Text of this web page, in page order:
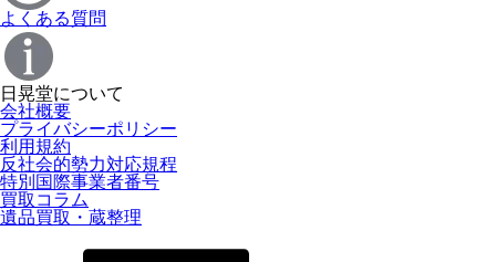
よくある質問
日晃堂について
会社概要
プライバシーポリシー
利用規約
反社会的勢力対応規程
特別国際事業者番号
買取コラム
遺品買取・蔵整理